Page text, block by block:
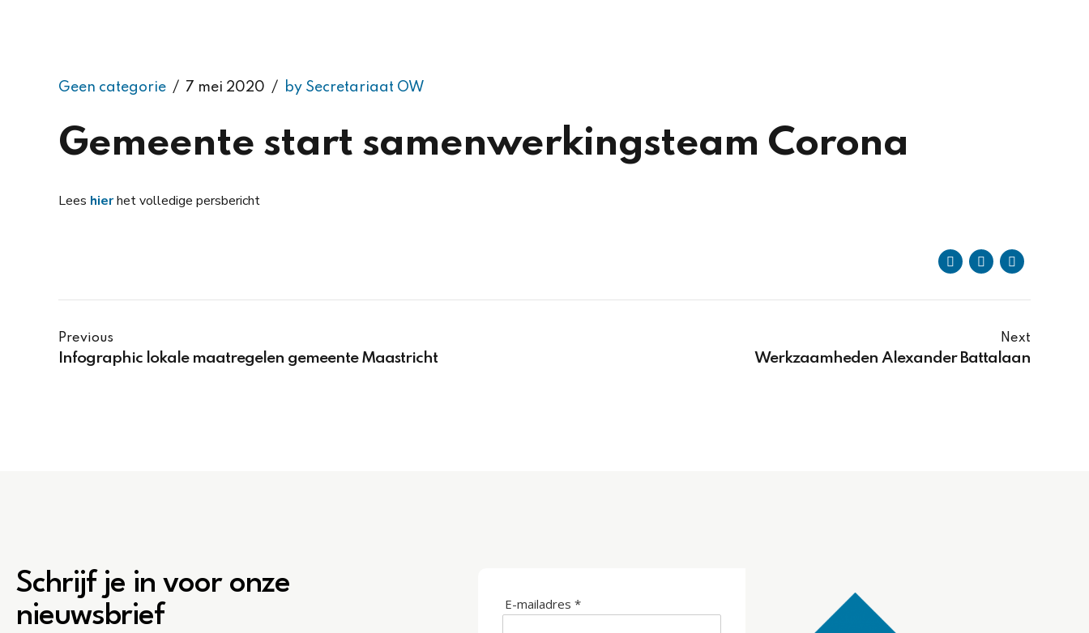
Geen categorie 7 mei 2020 by Secretariaat OW
Gemeente start samenwerkingsteam Corona
Lees hierhet volledige persbericht
Previous
Infographic lokale maatregelen gemeente Maastricht
Next
Werkzaamheden Alexander Battalaan
Schrijf je in voor onze
nieuwsbrief
E-mailadres *